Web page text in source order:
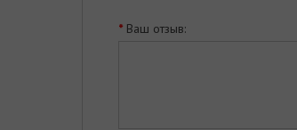
Ваш отзыв: